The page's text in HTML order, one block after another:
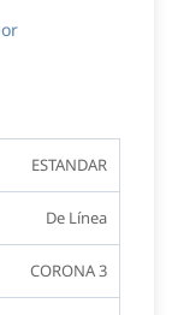
ESTANDAR
De Línea
CORONA 3